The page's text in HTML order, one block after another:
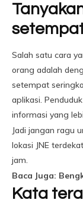
Salah satu cara
orang adalah
setempat
aplikasi.
informasi yang
Jadi jangan ragu
lokasi JNE
jam.
Baca Juga:
Kata